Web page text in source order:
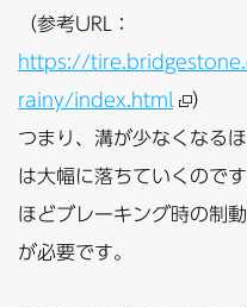
（参考URL：
https://
rainy/index.html
）
つまり、溝が少なくなる
は大幅に落ちていくので
ほどブレーキング時の制
が必要です。